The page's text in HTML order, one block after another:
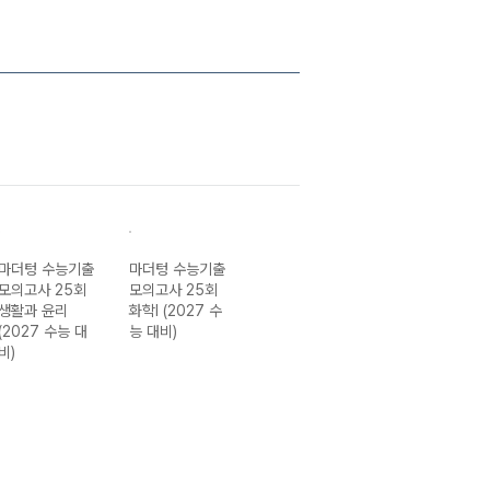
마더텅 수능기출
모의고사 25회
생활과 윤리
(2027 수능 대
비)
마더텅 수능기출
모의고사 25회
화학I (2027 수
능 대비)